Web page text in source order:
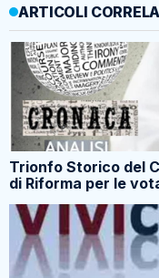
ARTICOLI
Trionfo Storico del
di Riforma per le